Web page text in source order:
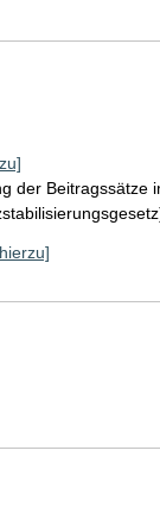
der Beitragssätze